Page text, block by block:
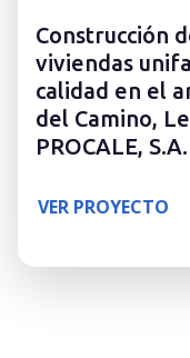
Construcción
viviendas
calidad en el
del Camino,
PROCALE, S.A.
VER PROYECTO